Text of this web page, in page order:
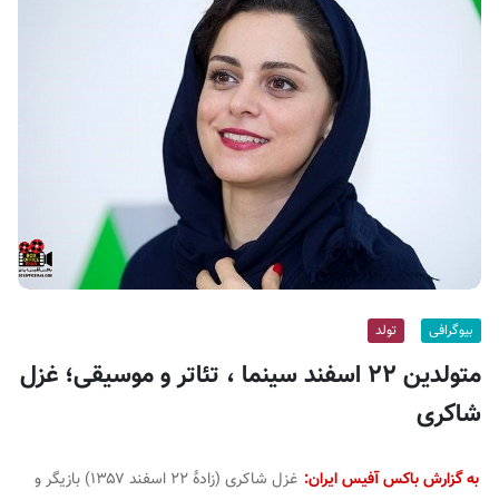
ی
ی
ر
ن
بیوگرافی تولد
متولدین ۲۲ اسفند سینما ، تئاتر و موسیقی؛ غزل
شاکری
به گزارش باکس آفیس ایران:
غزل شاکری (زادهٔ ۲۲ اسفند ۱۳۵۷) بازیگر و